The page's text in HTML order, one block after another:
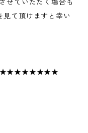
せていただく場合も
見て頂けますと幸い